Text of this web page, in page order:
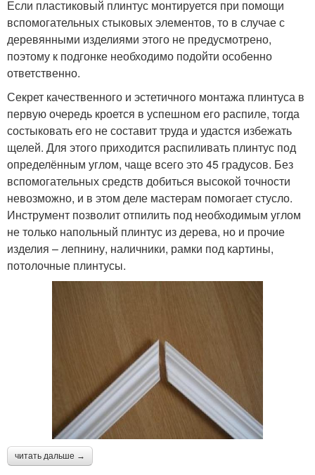
Если пластиковый плинтус монтируется при помощи
вспомогательных стыковых элементов, то в случае с
деревянными изделиями этого не предусмотрено,
поэтому к подгонке необходимо подойти особенно
ответственно.
Секрет качественного и эстетичного монтажа плинтуса в
первую очередь кроется в успешном его распиле, тогда
состыковать его не составит труда и удастся избежать
щелей. Для этого приходится распиливать плинтус под
определённым углом, чаще всего это 45 градусов. Без
вспомогательных средств добиться высокой точности
невозможно, и в этом деле мастерам помогает стусло.
Инструмент позволит отпилить под необходимым углом
не только напольный плинтус из дерева, но и прочие
изделия – лепнину, наличники, рамки под картины,
потолочные плинтусы.
читать дальше →